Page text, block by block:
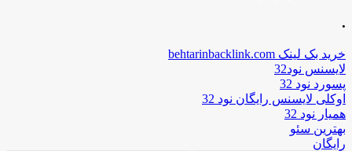
.
خرید بک لینک behtarinbacklink.com
لایسنس نود32
پسورد نود 32
اوکلی لایسنس رایگان نود 32
همیار نود 32
بهترین سئو
رایگان